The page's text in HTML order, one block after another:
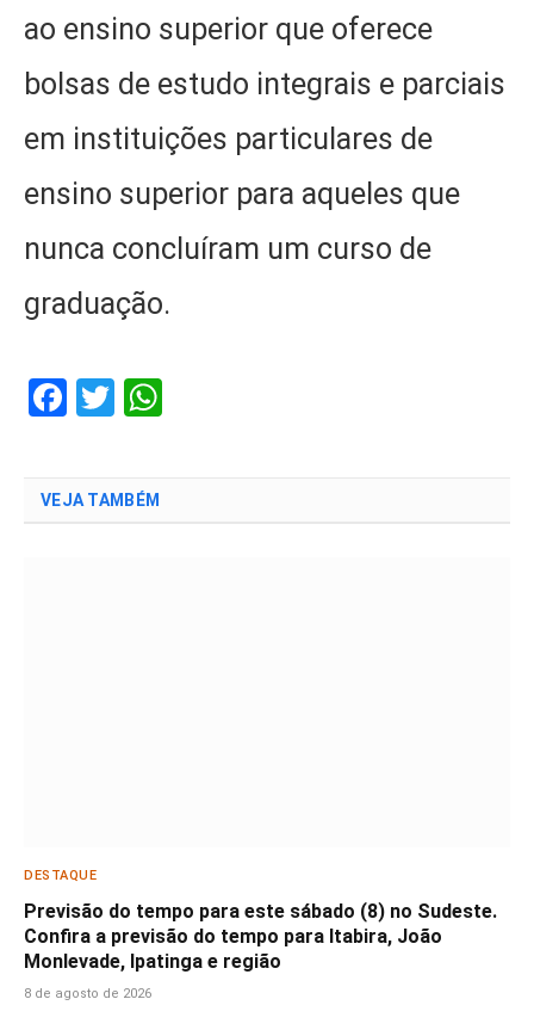
ao ensino superior que oferece
bolsas de estudo integrais e parciais
em instituições particulares de
ensino superior para aqueles que
nunca concluíram um curso de
graduação.
Facebook
Twitter
VEJA TAMBÉM
DESTAQUE
Previsão do tempo para este sábado (8) no Sudeste.
Confira a previsão do tempo para Itabira, João
Monlevade, Ipatinga e região
8 de agosto de 2026